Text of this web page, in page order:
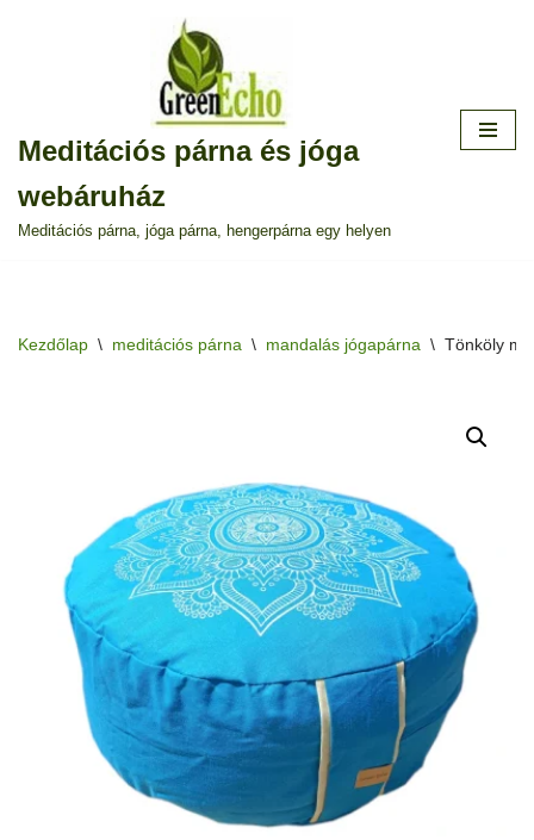
Meditációs párna és jóga
webáruház
Meditációs párna, jóga párna, hengerpárna egy helyen
Kezdőlap \ meditációs párna \ mandalás jógapárna \ Tönköly